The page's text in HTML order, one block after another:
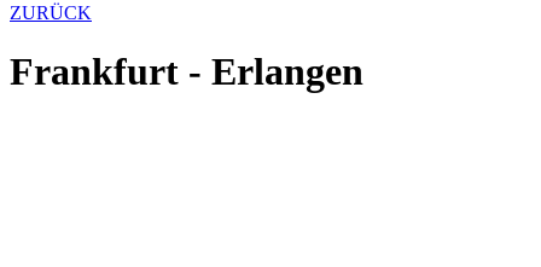
ZURÜCK
Frankfurt - Erlangen